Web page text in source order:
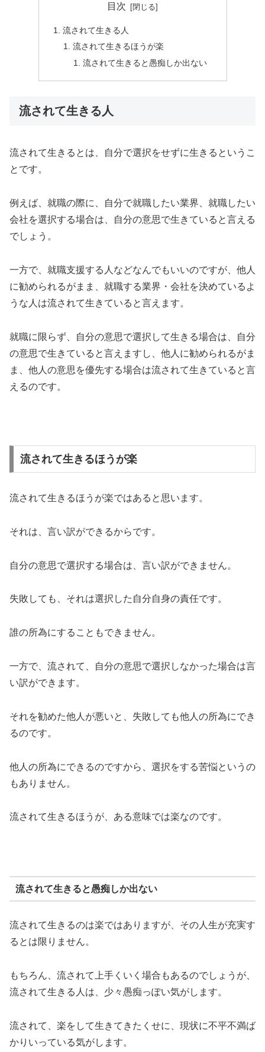
目次
流されて生きる人
流されて生きるほうが楽
流されて生きると愚痴しか出ない
流されて生きる人
流されて生きるとは、自分で選択をせずに生きるというこ
とです。
例えば、就職の際に、自分で就職したい業界、就職したい
会社を選択する場合は、自分の意思で生きていると言える
でしょう。
一方で、就職支援する人などなんでもいいのですが、他人
に勧められるがまま、就職する業界・会社を決めているよ
うな人は流されて生きていると言えます。
就職に限らず、自分の意思で選択して生きる場合は、自分
の意思で生きていると言えますし、他人に勧められるがま
ま、他人の意思を優先する場合は流されて生きていると言
えるのです。
流されて生きるほうが楽
流されて生きるほうが楽ではあると思います。
それは、言い訳ができるからです。
自分の意思で選択する場合は、言い訳ができません。
失敗しても、それは選択した自分自身の責任です。
誰の所為にすることもできません。
一方で、流されて、自分の意思で選択しなかった場合は言
い訳ができます。
それを勧めた他人が悪いと、失敗しても他人の所為にでき
るのです。
他人の所為にできるのですから、選択をする苦悩というの
もありません。
流されて生きるほうが、ある意味では楽なのです。
流されて生きると愚痴しか出ない
流されて生きるのは楽ではありますが、その人生が充実す
るとは限りません。
もちろん、流されて上手くいく場合もあるのでしょうが、
流されて生きる人は、少々愚痴っぽい気がします。
流されて、楽をして生きてきたくせに、現状に不平不満ば
かりいっている気がします。